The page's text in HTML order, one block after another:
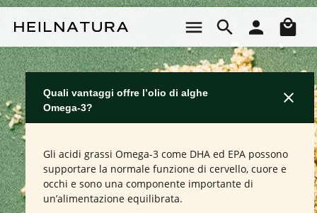
Il
Quali vantaggi offre l’olio di alghe
Omega-3?
Gli acidi grassi Omega-3 come DHA ed EPA possono
supportare la normale funzione di cervello, cuore e
occhi e sono una componente importante di
un’alimentazione equilibrata.